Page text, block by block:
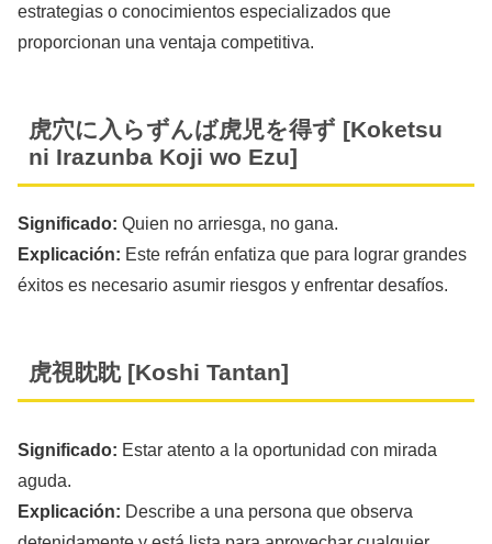
estrategias o conocimientos especializados que
proporcionan una ventaja competitiva.
虎穴に入らずんば虎児を得ず [Koketsu
ni Irazunba Koji wo Ezu]
Significado: Quien no arriesga, no gana.
Explicación: Este refrán enfatiza que para lograr grandes
éxitos es necesario asumir riesgos y enfrentar desafíos.
虎視眈眈 [Koshi Tantan]
Significado: Estar atento a la oportunidad con mirada
aguda.
Explicación: Describe a una persona que observa